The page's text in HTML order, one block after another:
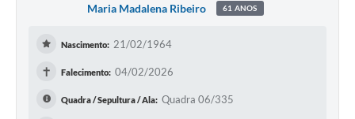
Maria Madalena Ribeiro 61 ANOS
Nascimento: 21/02/1964
✝ Falecimento: 04/02/2026
Quadra / Sepultura / Ala: Quadra 06/335